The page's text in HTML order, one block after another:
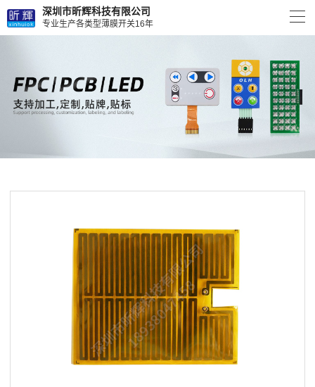
深圳市昕辉科技有限公司
专业生产各类型薄膜开关16年